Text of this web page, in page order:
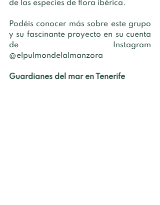
de las especies de flora ibérica.
Podéis conocer más sobre este grupo
y su fascinante proyecto en su cuenta
de Instagram
@elpulmondelalmanzora
Guardianes del mar en Tenerife